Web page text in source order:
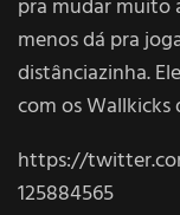
pra mudar muito
menos dá pra
distânciazinha.
com os Wallkicks
https://
125884565